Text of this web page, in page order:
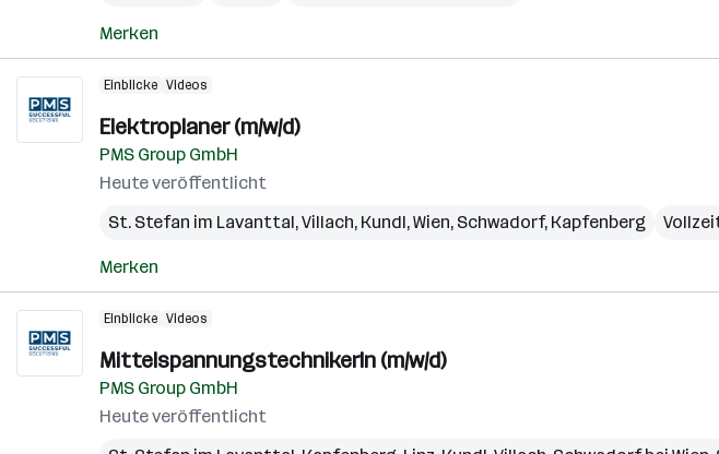
Merken
Einblicke Videos
Elektroplaner (m/w/d)
PMS Group GmbH
Heute veröffentlicht
St. Stefan im Lavanttal,Villach, Kundl,Wien, Schwadorf, Kapfenberg
Merken
Einblicke Videos
MittelspannungstechnikerIn (m/w/d)
PMS Group GmbH
Heute veröffentlicht